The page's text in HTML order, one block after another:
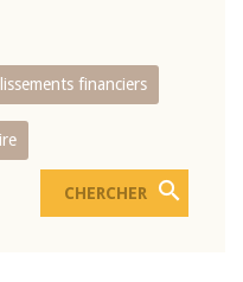
financiers